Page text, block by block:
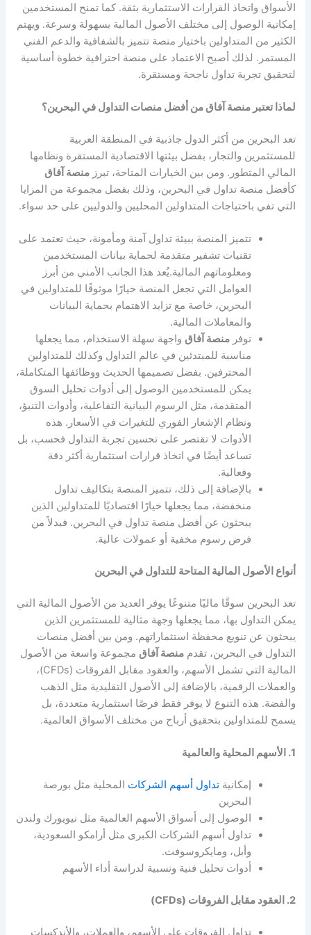
الأسواق واتخاذ القرارات الاستثمارية بثقة. كما تمنح المستخدمين
إمكانية الوصول إلى مختلف الأصول المالية بسهولة وسرعة. ويهتم
الكثير من المتداولين باختيار منصة تتميز بالشفافية والدعم الفني
المستمر. لذلك أصبح الاعتماد على منصة احترافية خطوة أساسية
لتحقيق تجربة تداول ناجحة ومستقرة.
لماذا تعتبر منصة آفاق من أفضل منصات التداول في البحرين؟
تعد البحرين من أكثر الدول جاذبية في المنطقة العربية
للمستثمرين والتجار، بفضل بيئتها الاقتصادية المستقرة ونظامها
المالي المتطور. ومن بين الخيارات المتاحة، تبرز منصة آفاق
كأفضل منصة تداول في البحرين، وذلك بفضل مجموعة من المزايا
التي تفي باحتياجات المتداولين المحليين والدوليين على حد سواء.
تتميز المنصة ببيئة تداول آمنة ومأمونة، حيث تعتمد على
تقنيات تشفير متقدمة لحماية بيانات المستخدمين
ومعلوماتهم المالية.يُعد هذا الجانب الأمني من أبرز
العوامل التي تجعل المنصة خيارًا موثوقًا للمتداولين في
البحرين، خاصة مع تزايد الاهتمام بحماية البيانات
والمعاملات المالية.
توفر منصة آفاقواجهة سهلة الاستخدام، مما يجعلها
مناسبة للمبتدئين في عالم التداول وكذلك للمتداولين
المحترفين. بفضل تصميمها الحديث ووظائفها المتكاملة،
يمكن للمستخدمين الوصول إلى أدوات تحليل السوق
المتقدمة، مثل الرسوم البيانية التفاعلية، وأدوات التنبؤ،
ونظام الإشعار الفوري للتغيرات في الأسعار. هذه
الأدوات لا تقتصر على تحسين تجربة التداول فحسب، بل
تساعد أيضًا في اتخاذ قرارات استثمارية أكثر دقة
وفعالية.
بالإضافة إلى ذلك، تتميز المنصة بتكاليف تداول
منخفضة، مما يجعلها خيارًا اقتصاديًا للمتداولين الذين
يبحثون عن أفضل منصة تداول في البحرين. فبدلاً من
فرض رسوم مخفية أو عمولات عالية.
أنواع الأصول المالية المتاحة للتداول في البحرين
تعد البحرين سوقًا ماليًا متنوعًا يوفر العديد من الأصول المالية التي
يمكن التداول بها، مما يجعلها وجهة مثالية للمستثمرين الذين
يبحثون عن تنويع محفظة استثماراتهم. ومن بين أفضل منصات
التداول في البحرين، تقدم منصة آفاقمجموعة واسعة من الأصول
المالية التي تشمل الأسهم، والعقود مقابل الفروقات (CFDs)،
والعملات الرقمية، بالإضافة إلى الأصول التقليدية مثل الذهب
والفضة. هذه التنوع لا يوفر فقط فرصًا استثمارية متعددة، بل
يسمح للمتداولين بتحقيق أرباح من مختلف الأسواق العالمية.
1. الأسهم المحلية والعالمية
إمكانية تداول أسهم الشركاتالمحلية مثل بورصة
البحرين
الوصول إلى أسواق الأسهم العالمية مثل نيويورك ولندن
تداول أسهم الشركات الكبرى مثل أرامكو السعودية،
وأبل، ومايكروسوفت.
أدوات تحليل فنية ونسبية لدراسة أداء الأسهم
2. العقود مقابل الفروقات (CFDs)
تداول الفروقات على الأسهم، والعملات، والأندكسات